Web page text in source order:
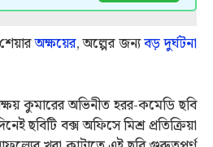
অক্ষয়ের, অল্পের জন্যবড় দুর্ঘটনা
কুমারের অভিনীত হরর-কমেডি ছবি
ছবিটি বক্স অফিসে মিশ্র প্রতিক্রিয়া